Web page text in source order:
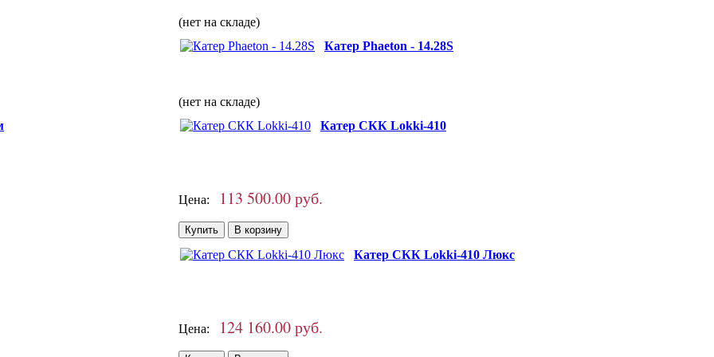
(нет на складе)
Катер Phaeton - 14.28S
(нет на складе)
Катер СКК Lokki-410
Цена: 113 500.00 руб.
Катер СКК Lokki-410 Люкс
Цена: 124 160.00 руб.